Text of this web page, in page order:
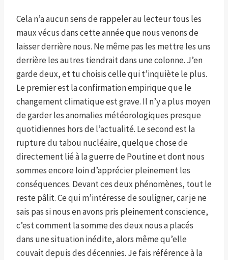
Cela n’a aucun sens de rappeler au lecteur tous les
maux vécus dans cette année que nous venons de
laisser derrière nous. Ne même pas les mettre les uns
derrière les autres tiendrait dans une colonne. J’en
garde deux, et tu choisis celle qui t’inquiète le plus.
Le premier est la confirmation empirique que le
changement climatique est grave. Il n’y a plus moyen
de garder les anomalies météorologiques presque
quotidiennes hors de l’actualité. Le second est la
rupture du tabou nucléaire, quelque chose de
directement lié à la guerre de Poutine et dont nous
sommes encore loin d’apprécier pleinement les
conséquences. Devant ces deux phénomènes, tout le
reste pâlit. Ce qui m’intéresse de souligner, car je ne
sais pas si nous en avons pris pleinement conscience,
c’est comment la somme des deux nous a placés
dans une situation inédite, alors même qu’elle
couvait depuis des décennies. Je fais référence à la